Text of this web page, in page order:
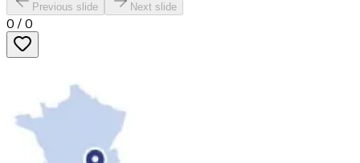
Previous slide Next slide
0 / 0